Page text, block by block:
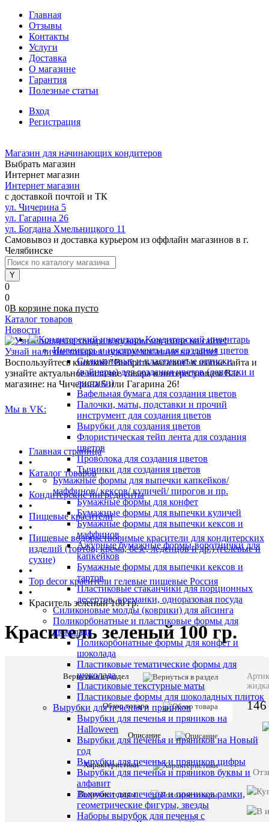
Главная
Отзывы
Контакты
Услуги
Доставка
О магазине
Гарантия
Полезные статьи
Вход
Регистрация
Магазин для начинающих кондитеров
Выбрать магазин
Интернет магазин
Интернет магазин
с доставкой почтой и ТК
ул. Чичерина 5
ул. Гагарина 26
ул. Богдана Хмельницкого 11
Самовывоз и доставка курьером из оффлайн магазинов в г.
Челябинске
0
0
0В корзине пока пусто
Каталог товаров
Кондитерский инвентарь
Инвентарь и инструменты для создания цветов
Силиконовые и пластиковые оттиски
(вайнеры) для создания цветов (лепестки и
листики)
Вафельная бумага для создания цветов
Палочки, маты, подставки и прочий
инструмент для создания цветов
Вырубки для создания цветов
Флористическая тейп лента для создания
цветов
Проволока для создания цветов
Тычинки для создания цветов
Бумажные формы для выпечки капкейков/
маффинов/ кексов/ куличей/ пирогов и пр.
Бумажные формы для конфет
Бумажные формы для выпечки куличей
Бумажные формы для выпечки кексов и
маффинов
Ажурные бумажные формы-воротнички для
капкейков
Бумажные формы для выпечки кексов и
тартов
Пластиковые стаканчики для порционных
десертов, креманки, одноразовая посуда
Силиконовые молды (коврики) для айсинга
Поликорбонатные и пластиковые формы для
шоколада
Поликорбонатные формы для конфет и
шоколада
Пластиковые тематические формы для
шоколада
Пластиковые текстурные маты
Пластиковые формы для шоколадных плиток
Вырубки для печенья и пряников
Вырубки для печенья и пряников на
Halloween
Вырубки для печенья и пряников на Новый
год
Вырубки для печенья и пряников цифры
Вырубки для печенья и пряников буквы и
алфавит
Вырубки для печенья и пряников рамки,
геометрические фигуры, звезды
Наборы вырубок для печенья с
Новости
Узнай наличие товара в нужном магазине на сайте!
Воспользуйтесь кнопкой "Выбрать магазин" в шапке сайта и
узнайте актуальное наличие товара в интересующем Вас
магазине: на Чичерина 5 или Гагарина 26!
Мы в VK:
Главная страница
•
Каталог товаров
•
Кондитерские ингредиенты
•
Пищевые красители
•
Пищевые водорастворимые красители для кондитерских
изделий (тортов, крема, безе, леденцов и др.) (гелевые и
сухие)
•
Top decor красители гелевые пищевые Россия
•
Краситель зеленый 100 гр.
Краситель зеленый 100 гр.
Вернуться в раздел
Обзор товара
Описание
Характеристики
Похожие товары
товара:
Краситель
Все